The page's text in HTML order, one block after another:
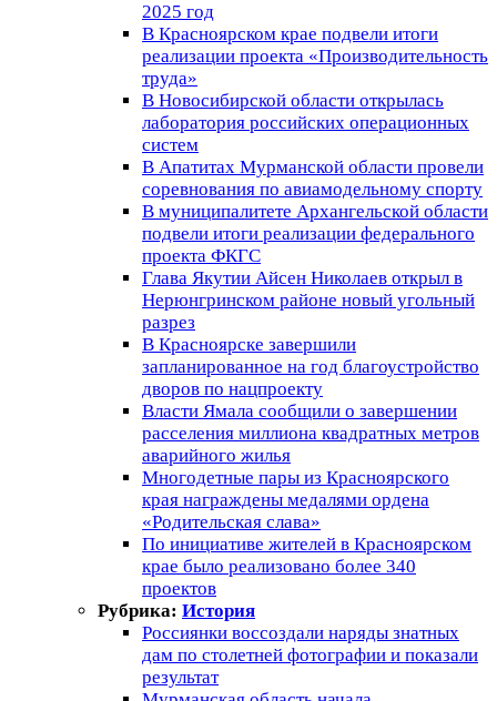
2025 год
В Красноярском крае подвели итоги
реализации проекта «Производительность
труда»
В Новосибирской области открылась
лаборатория российских операционных
систем
В Апатитах Мурманской области провели
соревнования по авиамодельному спорту
В муниципалитете Архангельской области
подвели итоги реализации федерального
проекта ФКГС
Глава Якутии Айсен Николаев открыл в
Нерюнгринском районе новый угольный
разрез
В Красноярске завершили
запланированное на год благоустройство
дворов по нацпроекту
Власти Ямала сообщили о завершении
расселения миллиона квадратных метров
аварийного жилья
Многодетные пары из Красноярского
края награждены медалями ордена
«Родительская слава»
По инициативе жителей в Красноярском
крае было реализовано более 340
проектов
Рубрика: История
Россиянки воссоздали наряды знатных
дам по столетней фотографии и показали
результат